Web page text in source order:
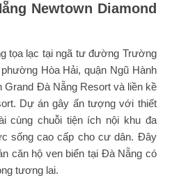
Newtown Diamond
tọa lạc tại ngã tư đường Trường
Hòa Hải, quận Ngũ Hành
Grand Đà Nẵng Resort và liền kề
Dự án gây ấn tượng với thiết
cùng chuỗi tiện ích nội khu đa
sống cao cấp cho cư dân. Đây
căn hộ ven biển tại Đà Nẵng có
tương lai.